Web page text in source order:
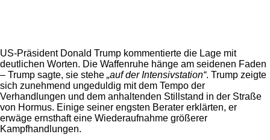
US-Präsident Donald Trump kommentierte die Lage mit
deutlichen Worten. Die Waffenruhe hänge am seidenen Faden
– Trump sagte, sie stehe „auf der Intensivstation“. Trump zeigte
sich zunehmend ungeduldig mit dem Tempo der
Verhandlungen und dem anhaltenden Stillstand in der Straße
von Hormus. Einige seiner engsten Berater erklärten, er
erwäge ernsthaft eine Wiederaufnahme größerer
Kampfhandlungen.